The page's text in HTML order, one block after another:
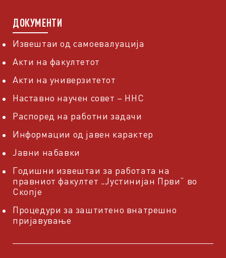
ДОКУМЕНТИ
Извештаи од самоевалуација
Акти на факултетот
Акти на универзитетот
Наставно научен совет – ННС
Распоред на работни задачи
Информации од јавен карактер
Јавни набавки
Годишни извештаи за работата на
правниот факултет „Јустинијан Први“ во
Скопје
Процедури за заштитено внатрешно
пријавување